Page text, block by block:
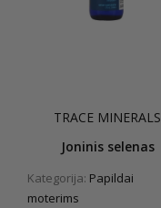
TRACE MINERALS
Joninis selenas
Kategorija: Papildai
moterims